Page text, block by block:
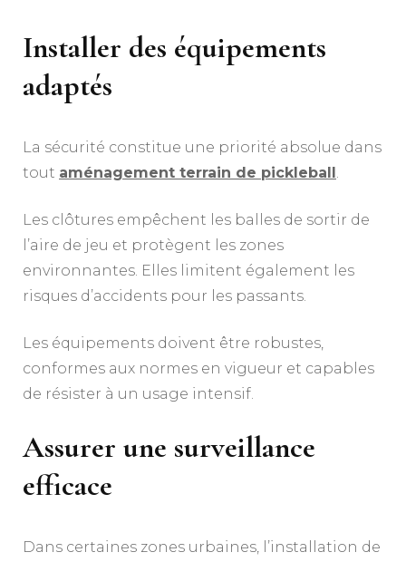
Installer des équipements
adaptés
La sécurité constitue une priorité absolue dans
tout aménagement terrain de pickleball
Les clôtures empêchent les balles de sortir de
l’aire de jeu et protègent les zones
environnantes. Elles limitent également les
risques d’accidents pour les passants.
Les équipements doivent être robustes,
conformes aux normes en vigueur et capables
de résister à un usage intensif.
Assurer une surveillance
efficace
Dans certaines zones urbaines, l’installation de